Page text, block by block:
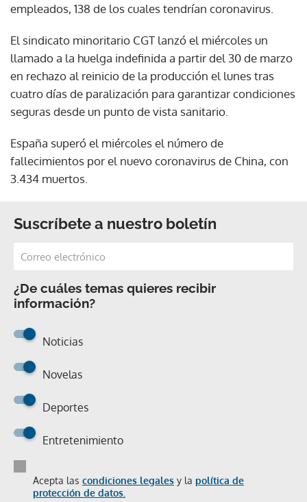
empleados, 138 de los cuales tendrían coronavirus.
El sindicato minoritario CGT lanzó el miércoles un
llamado a la huelga indefinida a partir del 30 de marzo
en rechazo al reinicio de la producción el lunes tras
cuatro días de paralización para garantizar condiciones
seguras desde un punto de vista sanitario.
España superó el miércoles el número de
fallecimientos por el nuevo coronavirus de China, con
3.434 muertos.
Suscríbete a nuestro boletín
¿De cuáles temas quieres recibir
información?
Noticias
Novelas
Deportes
Entretenimiento
Acepta las condiciones legales y la política de
protección de datos.